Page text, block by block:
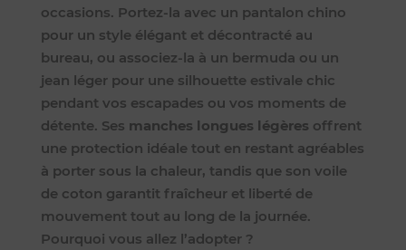
occasions. Portez-la avec un pantalon chino
pour un style élégant et décontracté au
bureau, ou associez-la à un bermuda ou un
jean léger pour une silhouette estivale chic
pendant vos escapades ou vos moments de
détente. Ses manches longues légères offrent
une protection idéale tout en restant agréables
à porter sous la chaleur, tandis que son voile
de coton garantit fraîcheur et liberté de
mouvement tout au long de la journée.
Pourquoi vous allez l’adopter ?